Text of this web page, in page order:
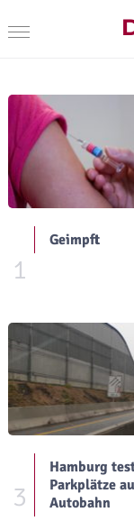
1
Geimpft
3
Hamburg
Parkplätze
Autobahn